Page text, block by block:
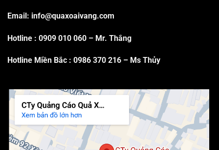
Email: info@quaxoaivang.com
Hotline : 0909 010 060 – Mr. Thắng
Hotline Miền Bắc : 0986 370 216 – Ms Thủy